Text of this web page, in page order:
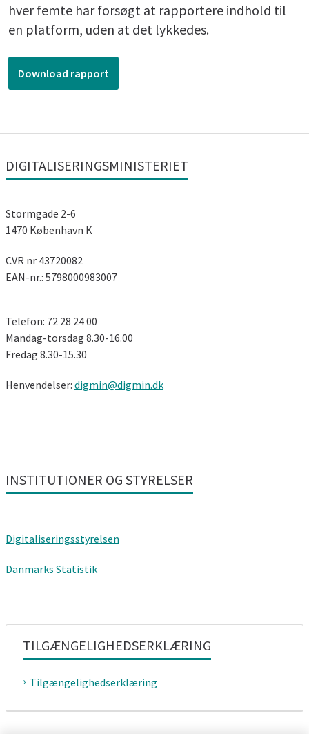
hver femte har forsøgt at rapportere indhold til
en platform, uden at det lykkedes.
Download rapport
DIGITALISERINGSMINISTERIET
Stormgade 2-6
1470 København K
CVR nr 43720082
EAN-nr.: 5798000983007
Telefon: 72 28 24 00
Mandag-torsdag 8.30-16.00
Fredag ​​8.30-15.30
Henvendelser: digmin@digmin.dk
INSTITUTIONER OG STYRELSER
Digitaliseringsstyrelsen
Danmarks Statistik
TILGÆNGELIGHEDSERKLÆRING
Tilgængelighedserklæring